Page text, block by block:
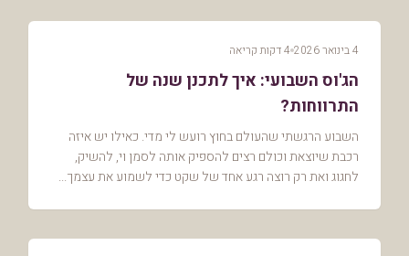
4 בינואר 2026 4 דקות קריאה
הג'וס השבועי: איך לתכנן שנה של
התרווחות?
השבוע הרגשתי שהעולם בחוץ רועש לי מדי. כאילו יש איזה
רכבת שיוצאת וכולם רצים להספיק אותה לסמן וי, להשיק,
לחגוג ואת רק רוצה רגע אחד של שקט כדי לשמוע את עצמך...